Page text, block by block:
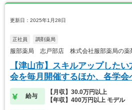
更新日：2025年1月28日
正社員 調剤薬局
服部薬局 志戸部店 株式会社服部薬局の薬
【津山市】スキルアップした
会を毎月開催するほか、各学会
す！
給与
【月収】30.0万円以上
【年収】400万円以上 モデル